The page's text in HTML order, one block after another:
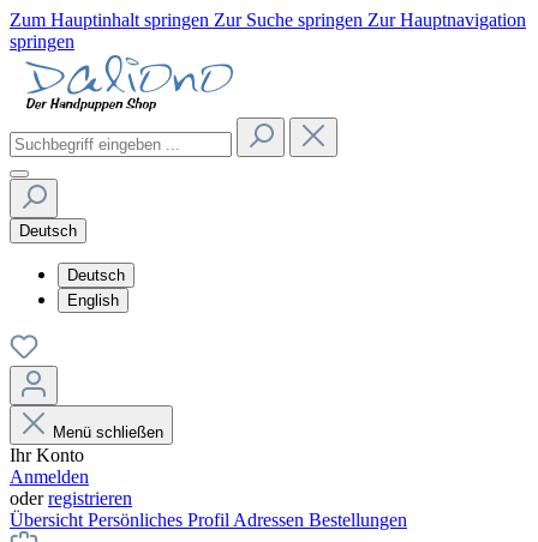
Zum Hauptinhalt springen Zur Suche springen Zur Hauptnavigation
springen
Deutsch
Deutsch
English
Menü schließen
Ihr Konto
Anmelden
oderregistrieren
Übersicht Persönliches Profil Adressen Bestellungen